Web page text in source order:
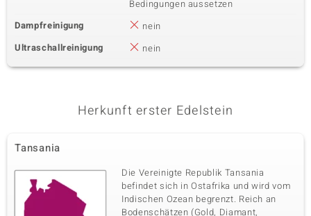
Bedingungen aussetzen
Dampfreinigung
nein
Ultraschallreinigung
nein
Herkunft erster Edelstein
Tansania
Die Vereinigte Republik Tansania
befindet sich in Ostafrika und wird vom
Indischen Ozean begrenzt. Reich an
Bodenschätzen (Gold, Diamant,